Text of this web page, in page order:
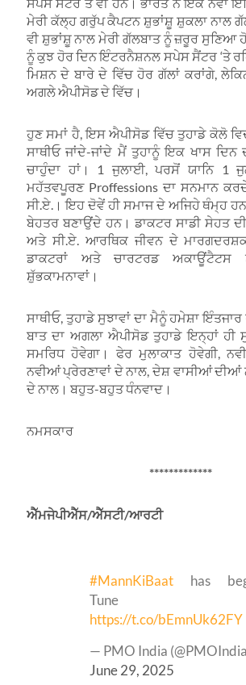
ਮੇਰੀ ਕੱਲ੍ਹ ਗਰੁੱਪ ਕੈਪਟਨ ਸ਼ੁਭਾਂਸ਼ੂ ਸ਼ੁਕਲਾ ਨਾਲ
ਵੀ ਸ਼ੁਭਾਂਸ਼ੂ ਨਾਲ ਮੇਰੀ ਗੱਲਬਾਤ ਨੂੰ ਜ਼ਰੂਰ ਸੁਣਿਆ
ਨੂੰ ਕੁਝ ਹੋਰ ਦਿਨ ਇੰਟਰਨੈਸ਼ਨਲ ਸਪੇਸ ਸੈਂਟਰ ‘ਤੇ
ਮਿਸ਼ਨ ਦੇ ਬਾਰੇ ਦੇ ਵਿੱਚ ਹੋਰ ਗੱਲਾਂ ਕਰਾਂਗੇ,
ਅਗਲੇ ਐਪੀਸੋਡ ਦੇ ਵਿੱਚ।
ਹੁਣ ਸਮਾਂ ਹੈ, ਇਸ ਐਪੀਸੋਡ ਵਿੱਚ ਤੁਹਾਡੇ ਕੋਲੋ
ਸਾਥੀਓ ਜਾਂਦੇ-ਜਾਂਦੇ ਮੈਂ ਤੁਹਾਨੂੰ ਇਕ ਖਾਸ ਦਿਨ
ਚਾਹੁੰਦਾ ਹਾਂ। 1 ਜੁਲਾਈ, ਪਰਸੋਂ ਯਾਨਿ 1
ਮਹੱਤਵਪੂਰਣ Proffessions ਦਾ ਸਨਮਾਨ
ਸੀ.ਏ.। ਇਹ ਦੋਵੇਂ ਹੀ ਸਮਾਜ ਦੇ ਅਜਿਹੇ ਥੰਮ੍ਹ ਹਨ
ਬੇਹਤਰ ਬਣਾਉਂਦੇ ਹਨ। ਡਾਕਟਰ ਸਾਡੀ ਸੇਹਤ
ਅਤੇ ਸੀ.ਏ. ਆਰਥਿਕ ਜੀਵਨ ਦੇ
ਡਾਕਟਰਾਂ ਅਤੇ ਚਾਰਟਰਡ
ਸ਼ੁੱਭਕਾਮਨਾਵਾਂ।
ਸਾਥੀਓ, ਤੁਹਾਡੇ ਸੁਝਾਵਾਂ ਦਾ ਮੈਨੂੰ ਹਮੇਸ਼ਾ
ਬਾਤ ਦਾ ਅਗਲਾ ਐਪੀਸੋਡ ਤੁਹਾਡੇ ਇਨ੍ਹਾਂ ਹੀ
ਸਮਰਿਧ ਹੋਵੇਗਾ। ਫੇਰ ਮੁਲਾਕਾਤ ਹੋਵੇਗੀ,
ਨਵੀਆਂ ਪ੍ਰੇਰਣਾਵਾਂ ਦੇ ਨਾਲ, ਦੇਸ਼ ਵਾਸੀਆਂ
ਦੇ ਨਾਲ। ਬਹੁਤ-ਬਹੁਤ ਧੰਨਵਾਦ।
ਨਮਸਕਾਰ
*************
ਐੱਮਜੇਪੀਐੱਸ/ਐੱਸਟੀ/ਆਰਟੀ
#MannKiBaat has
Tune
https://t.co/bEmnUk62FY
— PMO India
June 29, 2025